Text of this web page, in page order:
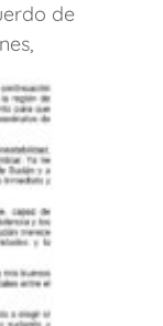
de